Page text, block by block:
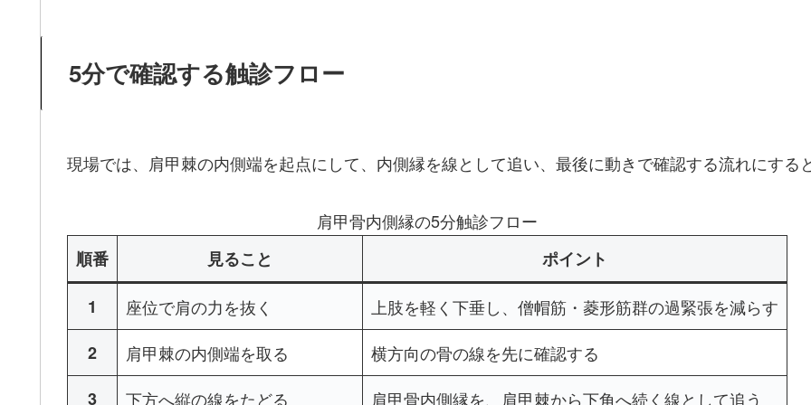
5分で確認する触診フロー
現場では、肩甲棘の内側端を起点にして、内側縁を線として追い、最後に動きで確認する流れにする
肩甲骨内側縁の5分触診フロー
順番
見ること ポイント
1 座位で肩の力を抜く
上肢を軽く下垂し、僧帽筋・菱形筋群の過緊張を減らす
2
肩甲棘の内側端を取る
横方向の骨の線を先に確認する
3
下方へ縦の線をたどる 肩甲骨内側縁を、肩甲棘から下角へ続く線として追う